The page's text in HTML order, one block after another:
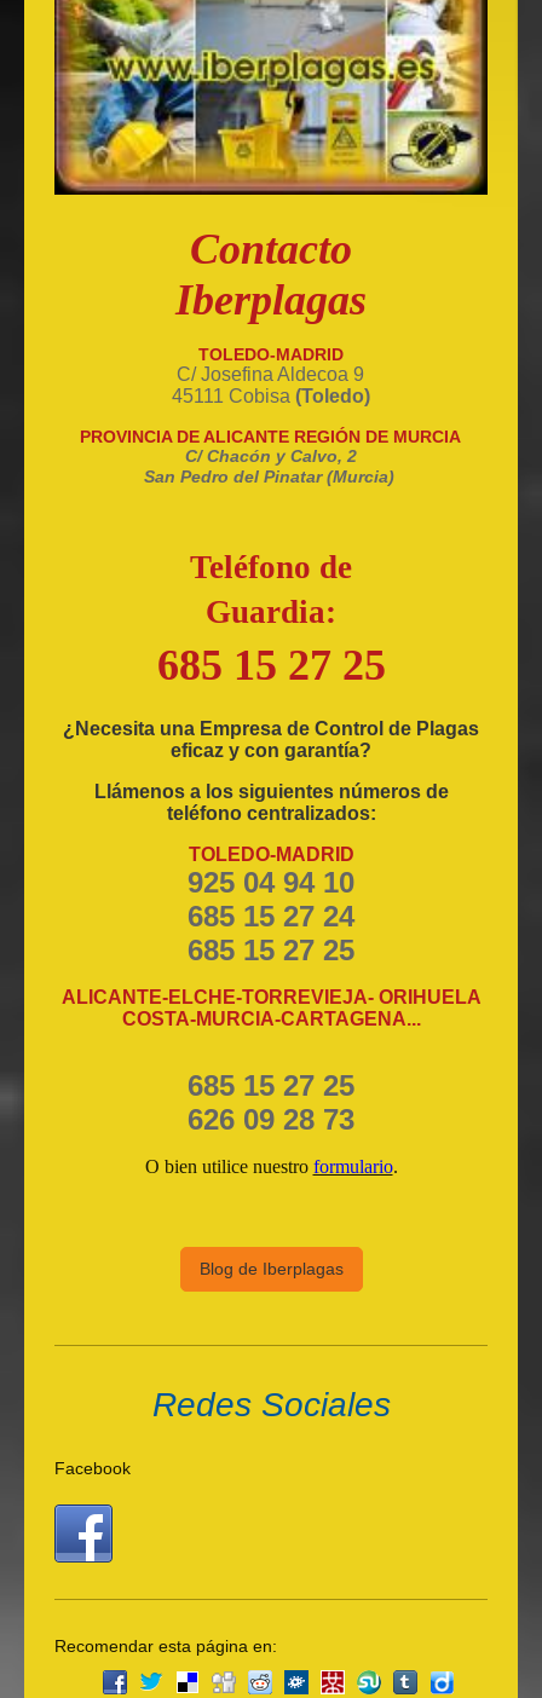
Contacto
Iberplagas
TOLEDO-MADRID
C/ Josefina Aldecoa 9
45111 Cobisa (Toledo)
PROVINCIA DE ALICANTE REGIÓN DE MURCIA
C/ Chacón y Calvo, 2
San Pedro del Pinatar (Murcia)
Teléfono de
Guardia:
685 15 27 25
¿Necesita una Empresa de Control de Plagas
eficaz y con garantía?
Llámenos a los siguientes números de
teléfono centralizados:
TOLEDO-MADRID
925 04 94 10
685 15 27 24
685 15 27 25
ALICANTE-ELCHE-TORREVIEJA- ORIHUELA
COSTA-MURCIA-CARTAGENA...
685 15 27 25
626 09 28 73
O bien utilice nuestro formulario.
Blog de Iberplagas
Redes Sociales
Facebook
Recomendar esta página en: